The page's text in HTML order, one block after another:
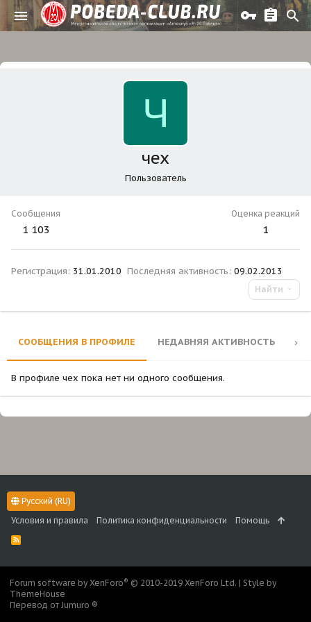
Ч
чех
Пользователь
Сообщения
1 103
Оценка реакций
1
Регистрация 31.01.2010 Последняя активность 09.02.2013
Найти
СООБЩЕНИЯ В ПРОФИЛЕ НЕДАВНЯЯ АКТИВНОСТЬ
В профиле чех пока нет ни одного сообщения.
Русский (RU)
Условия и правила
Политика конфиденциальности Помощь
R
S
Forum software by XenForo® © 2010-2019 XenForo Ltd. | Style by
ThemeHouse
Перевод от Jumuro ®